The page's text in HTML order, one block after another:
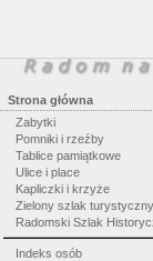
Strona główna
Zabytki
Pomniki i rzeźby
Tablice pamiątkowe
Ulice i place
Kapliczki i krzyże
Zielony szlak turystyczny
Radomski Szlak
Indeks osób